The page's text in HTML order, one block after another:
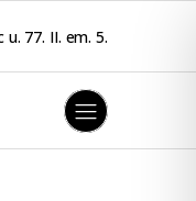
77. II. em. 5.